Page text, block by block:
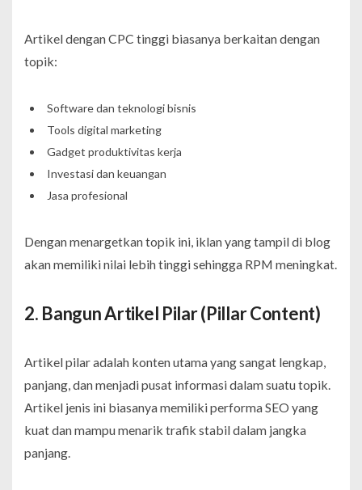
Artikel dengan CPC tinggi biasanya berkaitan dengan
topik:
Software dan teknologi bisnis
Tools digital marketing
Gadget produktivitas kerja
Investasi dan keuangan
Jasa profesional
Dengan menargetkan topik ini, iklan yang tampil di blog
akan memiliki nilai lebih tinggi sehingga RPM meningkat.
2. Bangun Artikel Pilar (Pillar Content)
Artikel pilar adalah konten utama yang sangat lengkap,
panjang, dan menjadi pusat informasi dalam suatu topik.
Artikel jenis ini biasanya memiliki performa SEO yang
kuat dan mampu menarik trafik stabil dalam jangka
panjang.